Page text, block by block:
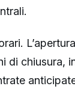
di chiusura,